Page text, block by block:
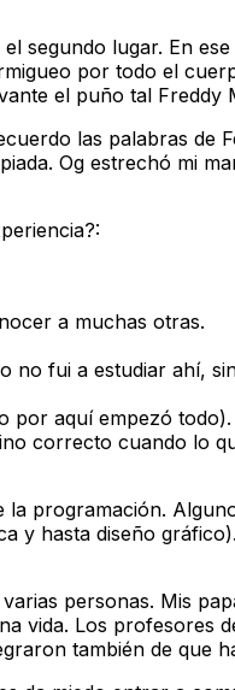
segundo lugar. En
por todo el
el puño tal
las palabras
Og estrechó mi
a muchas otras.
fui a estudiar ahí,
por aquí empezó todo).
correcto cuando lo
programación.
y hasta diseño
personas. Mis
vida. Los
también de que